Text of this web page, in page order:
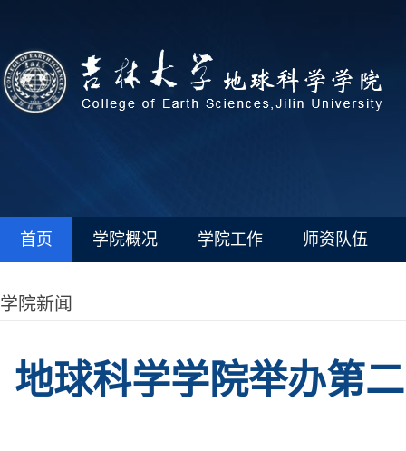
首页 学院概况 学院工作 师资队伍
学院新闻
地球科学学院举办第